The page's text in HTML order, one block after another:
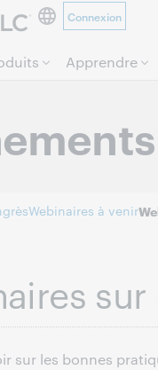
Connexion
Apprendre
Webinaires à venir
sur les bonnes